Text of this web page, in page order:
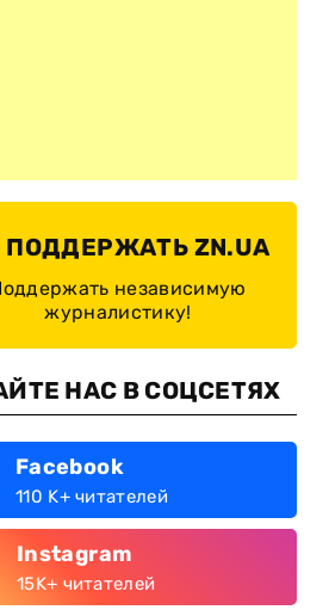
ПОДДЕРЖАТЬ ZN.UA
независимую
журналистику!
НАС В СОЦСЕТЯХ
Facebook
110 K+ читателей
Instagram
15K+ читателей